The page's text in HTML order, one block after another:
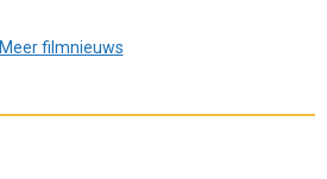
Meer filmnieuws